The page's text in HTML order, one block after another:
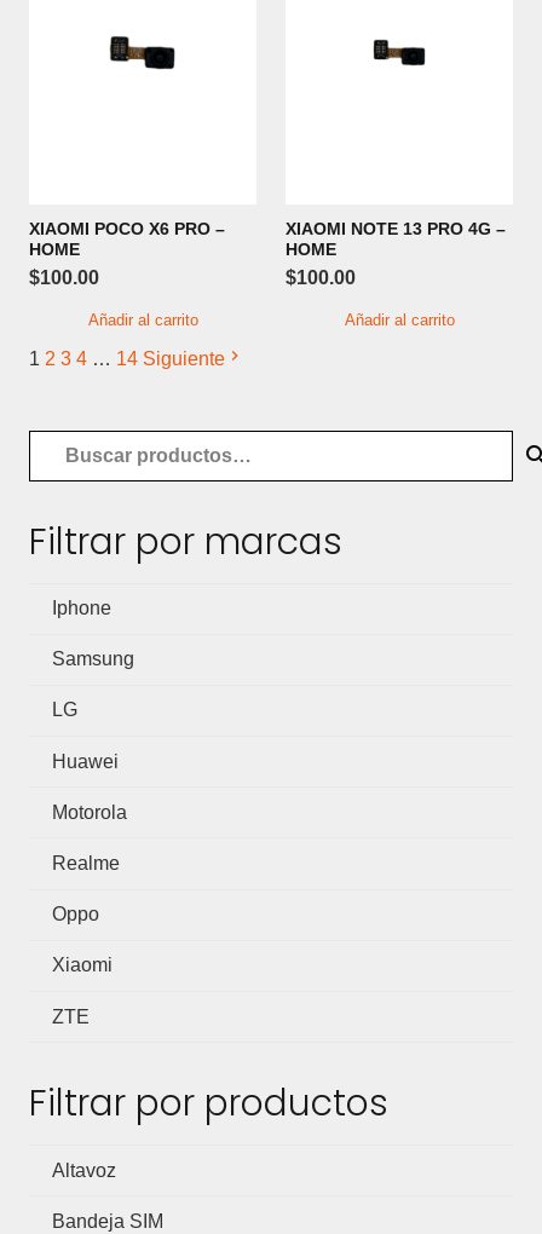
XIAOMI POCO X6 PRO –
HOME
$100.00
Añadir al carrito
XIAOMI NOTE 13 PRO 4G –
HOME
$100.00
Añadir al carrito
1 2 3 4 … 14 Siguiente
Filtrar por marcas
Iphone
Samsung
LG
Huawei
Motorola
Realme
Oppo
Xiaomi
ZTE
Filtrar por productos
Altavoz
Bandeja SIM